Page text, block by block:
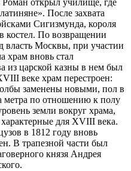
открыл училище, где
После захвата
Сигизмунда, короля
костел. По возвращении
власть Москвы, при участии
храм вновь стал
из царской казны в нем был
веке храм перестроен:
заменены новыми, пол в
метра по отношению к полу
земли вокруг храма,
для XVIII века.
в 1812 году вновь
В трапезной части был
князя Андрея